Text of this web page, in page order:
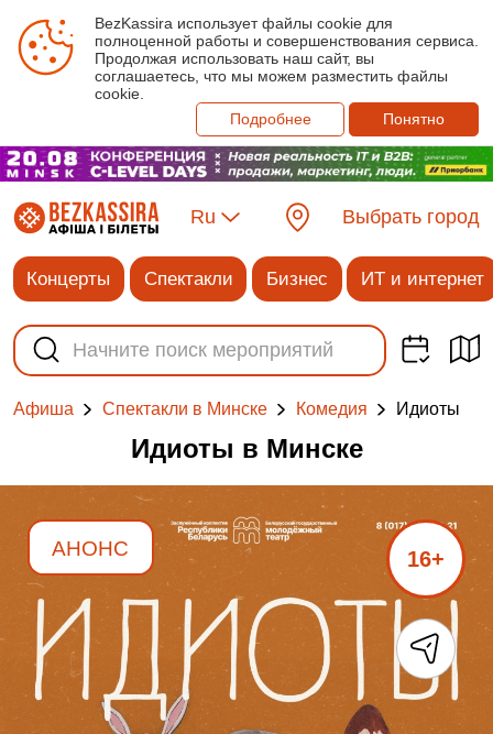
BezKassira использует файлы cookie для
полноценной работы и совершенствования сервиса.
Продолжая использовать наш сайт, вы
соглашаетесь, что мы можем разместить файлы
cookie.
Подробнее
Понятно
Ru Выбрать город
Концерты Спектакли Бизнес ИТ и интернет
Афиша Спектакли в Минске Комедия Идиоты
Идиоты в Минске
АНОНС 16+